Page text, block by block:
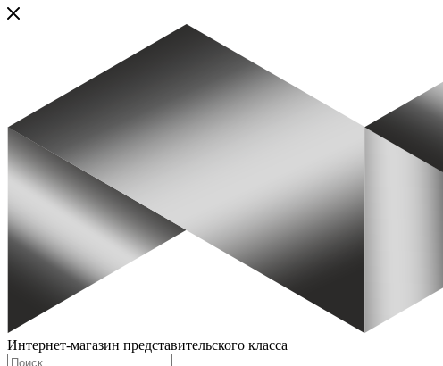
Интернет-магазин представительского класса